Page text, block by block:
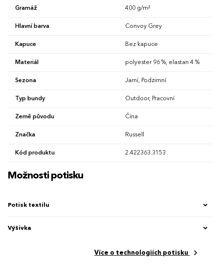
Gramáž 400 g/m²
Hlavní barva Convoy Grey
Kapuce Bez kapuce
Materiál polyester 96 %, elastan 4 %
Sezona Jarní, Podzimní
Typ bundy Outdoor, Pracovní
Země původu Čína
Značka Russell
Kód produktu 2.422363.3153
Možnosti potisku
Potisk textilu
Výšivka
Více o technologiích potisku